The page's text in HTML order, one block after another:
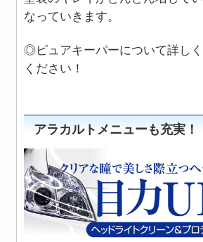
なっていきます。
◎ピュアキーパーについて詳し
ください！
アラカルトメニューも充実！